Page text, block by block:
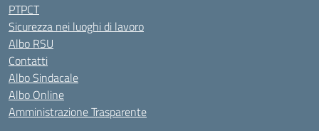
PTPCT
Sicurezza nei luoghi di lavoro
Albo RSU
Contatti
Albo Sindacale
Albo Online
Amministrazione Trasparente